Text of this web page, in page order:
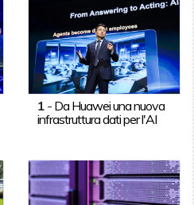
1 - Da Huawei una nuova
infrastruttura dati per l'AI